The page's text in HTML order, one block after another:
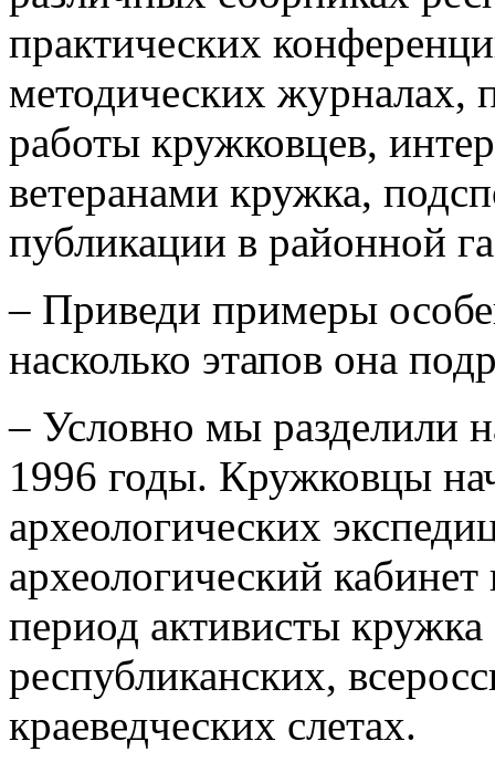
практических
методических журналах,
работы кружковцев,
ветеранами кружка,
публикации в районной
– Приведи примеры
насколько этапов она
– Условно мы разделили
1996 годы. Кружковцы
археологических
археологический
период активисты кружка
республиканских,
краеведческих слетах.